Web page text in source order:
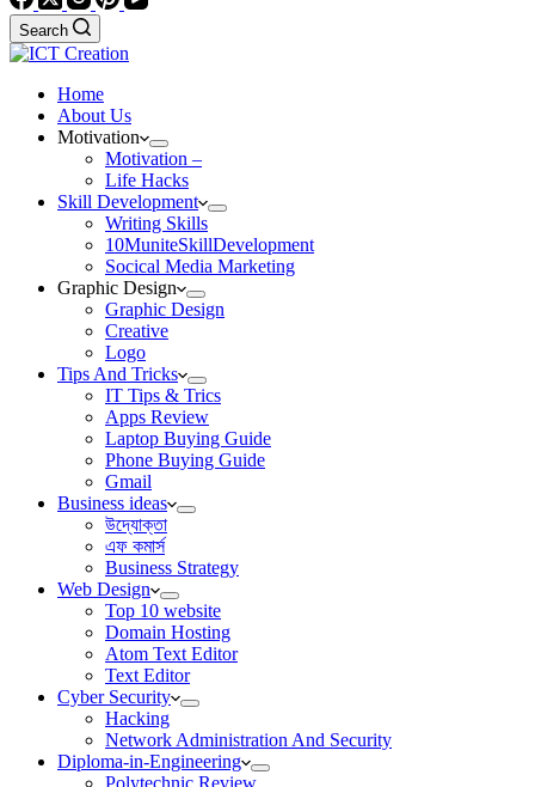
Search
Home
About Us
Motivation
Motivation –
Life Hacks
Skill Development
Writing Skills
10MuniteSkillDevelopment
Socical Media Marketing
Graphic Design
Graphic Design
Creative
Logo
Tips And Tricks
IT Tips & Trics
Apps Review
Laptop Buying Guide
Phone Buying Guide
Gmail
Business ideas
উদ্যোক্তা
এফ কমার্স
Business Strategy
Web Design
Top 10 website
Domain Hosting
Atom Text Editor
Text Editor
Cyber Security
Hacking
Network Administration And Security
Diploma-in-Engineering
Polytechnic Review